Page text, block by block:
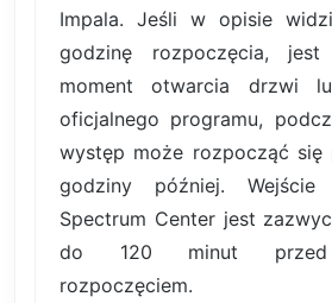
Impala. Jeśli w opisie
godzinę rozpoczęcia,
moment otwarcia drzwi
oficjalnego programu,
występ może rozpocząć się
godziny później.
Spectrum Center jest
do 120 minut przed
rozpoczęciem.